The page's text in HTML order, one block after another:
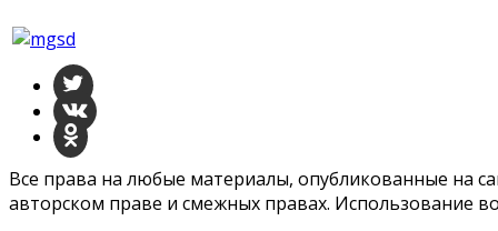
Все права на любые материалы, опубликованные на
авторском праве и смежных правах. Использование